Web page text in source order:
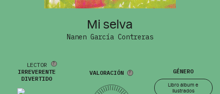
Mi selva
Nanen García Contreras
LECTOR
IRREVERENTE
DIVERTIDO
VALORACIÓN GÉNERO
Libro álbum e
ilustrados